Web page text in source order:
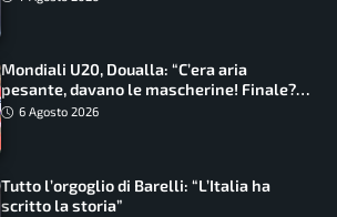
Mondiali U20, Doualla: “C’era aria
pesante, davano le mascherine! Finale?
Non ho nulla da perdere”
6 Agosto 2026
Tutto l’orgoglio di Barelli: “L’Italia ha
scritto la storia”